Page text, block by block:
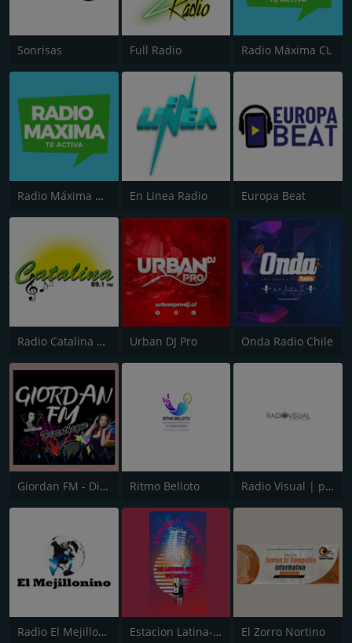
Sonrisas Full Radio Radio Máxima CL
Radio Máxima CL (Urbana) En Linea Radio Europa Beat
Radio Catalina 89.1 - Coronel Urban DJ Pro Onda Radio Chile
Giordan FM - Discotheque Ritmo Belloto Radio Visual | percibe tu mundo
Radio El Mejillonino Estacion Latina-CL El Zorro Nortino